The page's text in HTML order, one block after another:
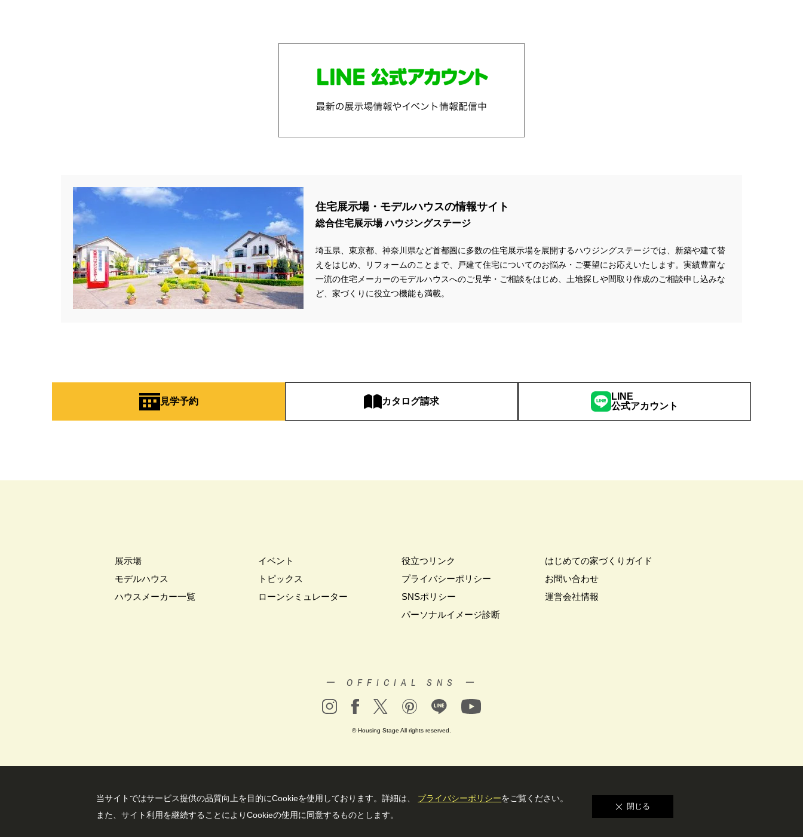
住宅展示場・モデルハウスの情報サイト
総合住宅展示場 ハウジングステージ
埼玉県、東京都、神奈川県など首都圏に多数の住宅展示場を展開するハウジングステージでは、新築や建て替
えをはじめ、リフォームのことまで、戸建て住宅についてのお悩み・ご要望にお応えいたします。実績豊富な
一流の住宅メーカーのモデルハウスへのご見学・ご相談をはじめ、土地探しや間取り作成のご相談申し込みな
ど、家づくりに役立つ機能も満載。
見学予約 カタログ請求
LINE
公式アカウント
展示場
モデルハウス
ハウスメーカー一覧
イベント
トピックス
ローンシミュレーター
役立つリンク
プライバシーポリシー
SNSポリシー
パーソナルイメージ診断
はじめての家づくりガイド
お問い合わせ
運営会社情報
ー OFFICIAL SNS ー
© Housing Stage All rights reserved.
当サイトではサービス提供の品質向上を⽬的にCookieを使⽤しております。詳細は、 プライバシーポリシーをご覧ください。
また、サイト利⽤を継続することによりCookieの使⽤に同意するものとします。
閉じる